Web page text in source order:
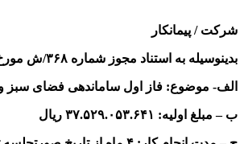
شرکت / پیمانکار
بدینوسیله به استناد مجوز شماره ۳۶۸/ش مورخ ۲۵/۳/۱۴۰۰ شورای اسلامی شهر بندرماهشهر از آن شرکت دعوت می شود که درمناقصه عمومی با مشخصات زیر شرکت فرمایید.
الف- موضوع: فاز اول ساماندهی فضای سبز و
ب–مبلغ اولیه: ۳۷.۵۲۹.۰۵۳.۶۴۱ ریال